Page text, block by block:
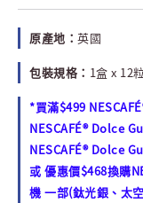
原產地： 英國
包裝規格： 1盒 x 12粒
*買滿$499
NESCAFÉ® Dolce
NESCAFÉ® Dolce
或 優惠價$468換購
機 一部(鈦光銀、太